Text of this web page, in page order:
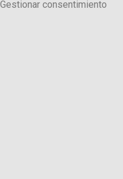
Gestionar consentimiento